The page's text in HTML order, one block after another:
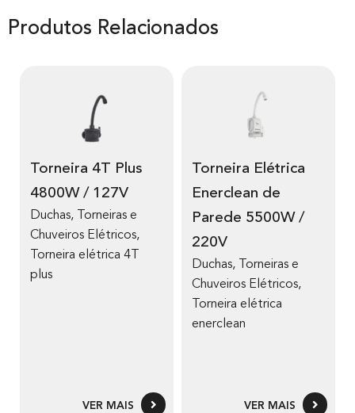
Produtos Relacionados
Torneira 4T Plus
4800W / 127V
Duchas, Torneiras e
Chuveiros Elétricos,
Torneira elétrica 4T
plus
VER MAIS
Torneira Elétrica
Enerclean de
Parede 5500W /
220V
Duchas, Torneiras e
Chuveiros Elétricos,
Torneira elétrica
enerclean
VER MAIS